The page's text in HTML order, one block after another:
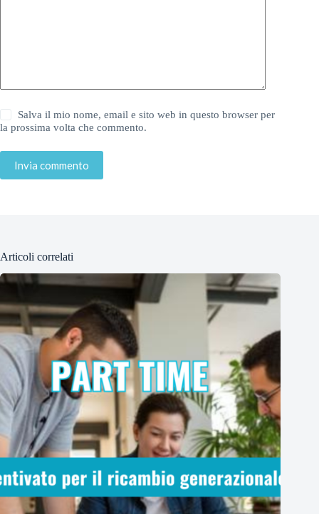
Salva il mio nome, email e sito web in questo browser per
la prossima volta che commento.
Invia commento
Articoli correlati